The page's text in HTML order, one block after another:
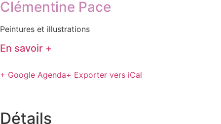
Clémentine Pace
Peintures et illustrations
En savoir +
+ Google Agenda+ Exporter vers iCal
Détails